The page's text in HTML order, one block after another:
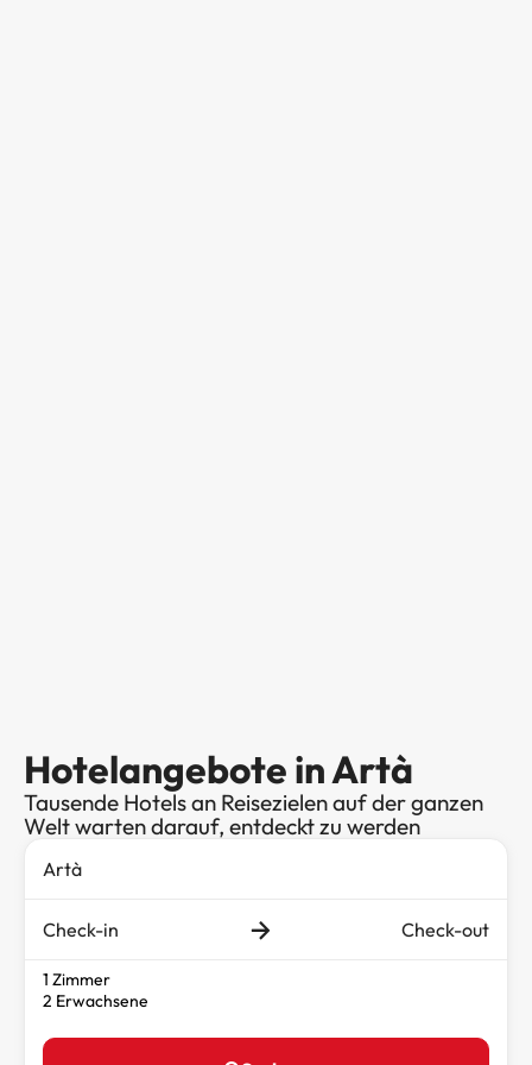
Hotelangebote in Artà
Tausende Hotels an Reisezielen auf der ganzen
Welt warten darauf, entdeckt zu werden
Check-in Check-out
1 Zimmer
2 Erwachsene